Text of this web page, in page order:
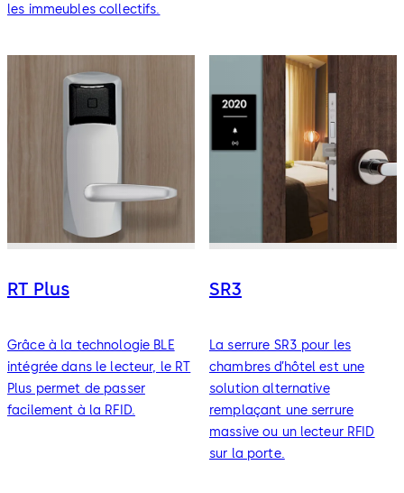
les immeubles collectifs.
RT Plus
Grâce à la technologie BLE
intégrée dans le lecteur, le RT
Plus permet de passer
facilement à la RFID.
SR3
La serrure SR3 pour les
chambres d’hôtel est une
solution alternative
remplaçant une serrure
massive ou un lecteur RFID
sur la porte.